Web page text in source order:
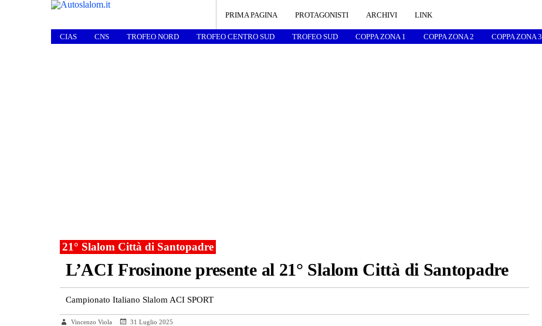
PRIMA PAGINA PROTAGONISTI ARCHIVI LINK
CIAS CNS TROFEO NORD TROFEO CENTRO SUD TROFEO SUD COPPA ZONA 1 COPPA ZONA 2 COPPA ZONA 3
21° Slalom Città di Santopadre
L’ACI Frosinone presente al 21° Slalom Città di Santopadre
Campionato Italiano Slalom ACI SPORT
Vincenzo Viola 31 Luglio 2025